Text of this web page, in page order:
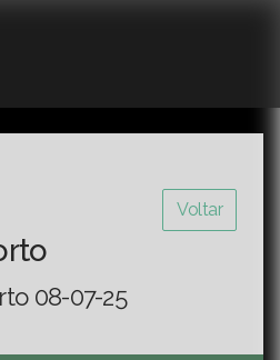
Voltar
08-07-25